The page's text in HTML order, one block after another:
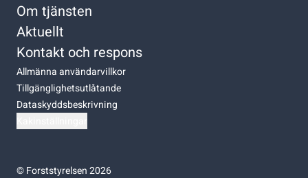
Om tjänsten
Aktuellt
Kontakt och respons
Allmänna användarvillkor
Tillgänglighetsutlåtande
Dataskyddsbeskrivning
©Forststyrelsen 2026